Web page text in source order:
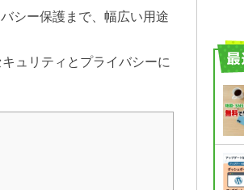
シー保護まで、幅広い用途
ュリティとプライバシーに